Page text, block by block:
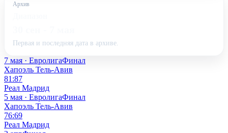
Архив
Первая и последняя дата в архиве.
7 мая · ЕвролигаФинал
Хапоэль Тель-Авив
81:87
Реал Мадрид
5 мая · ЕвролигаФинал
Хапоэль Тель-Авив
76:69
Реал Мадрид